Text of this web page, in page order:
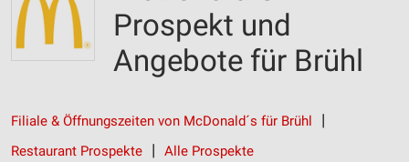
Prospekt und
Angebote für Brühl
Filiale & Öffnungszeiten von McDonald´s für Brühl
Restaurant Prospekte
Alle Prospekte